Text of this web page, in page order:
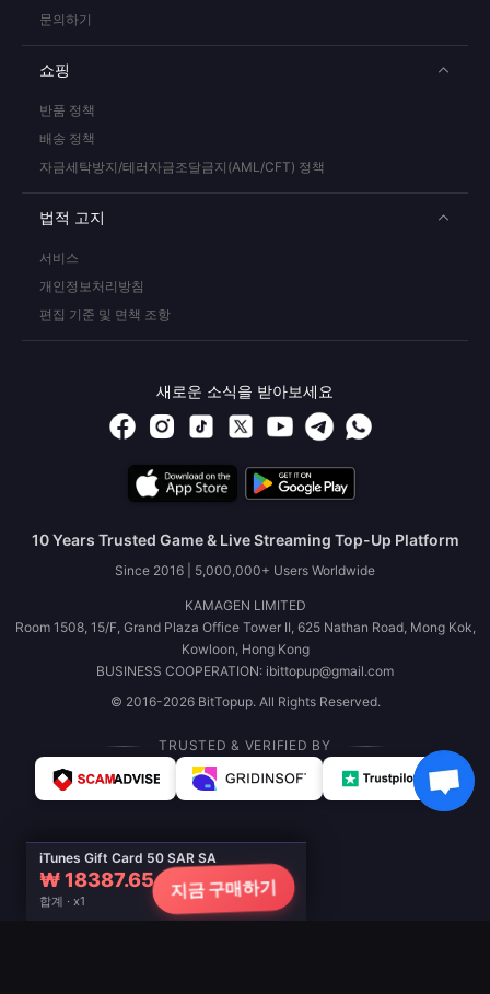
iTunes Gift Card 50 SAR SA
₩ 18387.65
합계 · x1
지금 구매하기
문의하기
쇼핑
반품 정책
배송 정책
자금세탁방지/테러자금조달금지(AML/CFT) 정책
법적 고지
서비스
개인정보처리방침
편집 기준 및 면책 조항
새로운 소식을 받아보세요
10 Years Trusted Game & Live Streaming Top-Up Platform
Since 2016 | 5,000,000+ Users Worldwide
KAMAGEN LIMITED
Room 1508, 15/F, Grand Plaza Office Tower II, 625 Nathan Road, Mong Kok,
Kowloon, Hong Kong
BUSINESS COOPERATION: ibittopup@gmail.com
© 2016-2026 BitTopup. All Rights Reserved.
TRUSTED & VERIFIED BY